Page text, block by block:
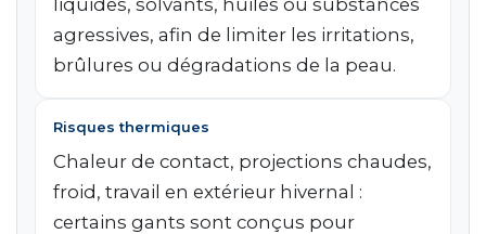
agressives, afin de limiter les irritations,
brûlures ou dégradations de la peau.
Risques thermiques
Chaleur de contact, projections chaudes,
froid, travail en extérieur hivernal :
certains gants sont conçus pour